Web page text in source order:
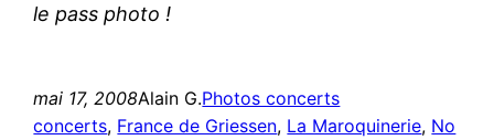
le pass photo !
mai 17, 2008Alain G.Photos concerts
concerts, France de Griessen, La Maroquinerie, No